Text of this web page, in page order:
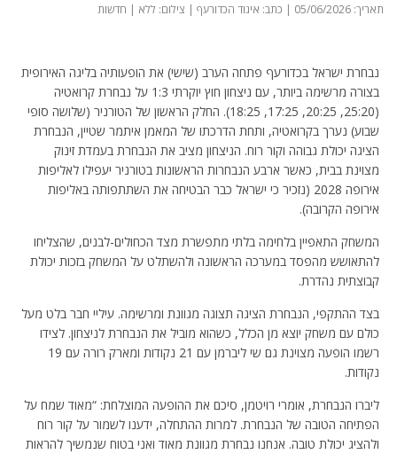
תאריך: 05/06/2026 | כתב: איגוד הכדורעף | צילום: ללא | חדשות
נבחרת ישראל בכדורעף פתחה הערב (שישי) את הופעותיה בליגה האירופית
בצורה מרשימה ביותר, עם ניצחון חוץ יוקרתי 1:3 על נבחרת קרואטיה
(25:20, 20:25, 17:25, 18:25). החלק הראשון של הטורניר (שלושה סופי
שבוע) נערך בקרואטיה, ותחת הדרכתו של המאמן איתמר שטיין, הנבחרת
הציגה יכולת גבוהה וקור רוח. הניצחון מציב את הנבחרת בעמדת זינוק
מצוינת בבית, כאשר ארבע הנבחרות הראשונות בטורניר יעפילו לאליפות
אירופה 2028 (נזכיר כי ישראל כבר הבטיחה את השתתפותה באליפות
אירופה הקרובה).
המשחק התאפיין בלחימה בלתי מתפשרת מצד הכחולים-לבנים, שהצליחו
להתאושש מהפסד במערכה הראשונה ולהשתלט על המשחק בזכות יכולת
קבוצתית נהדרת.
בצד ההתקפי, הנבחרת הציגה תצוגה מגוונת ומרשימה. עיליי חבר בלט מעל
כולם עם משחק יוצא מן הכלל, כשהוא מוביל את הנבחרת לניצחון. לצידו
רשמו הופעה מצוינת גם שי ליברמן עם 21 נקודות ומארק רורה עם 19
נקודות.
ליברו הנבחרת, אומרי רויטמן, סיכם את ההופעה המוצלחת: “מאוד שמח על
הפתיחה הטובה של הנבחרת. למרות ההתחלה, ידענו לשמור על קור רוח
ולהציג יכולת טובה. אנחנו נבחרת מגוונת מאוד ואני בטוח שנמשיך להראות